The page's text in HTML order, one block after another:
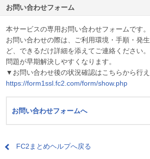
お問い合わせフォーム
本サービスの専用お問い合わせフォームです。
お問い合わせの際は、ご利用環境・手順・発
ど、できるだけ詳細を添えてご連絡ください。
問題が早期解決しやすくなります。
▼お問い合わせ後の状況確認はこちらから行
https://form1ssl.fc2.com/form/show.php
お問い合わせフォームへ
FC2まとめヘルプへ戻る